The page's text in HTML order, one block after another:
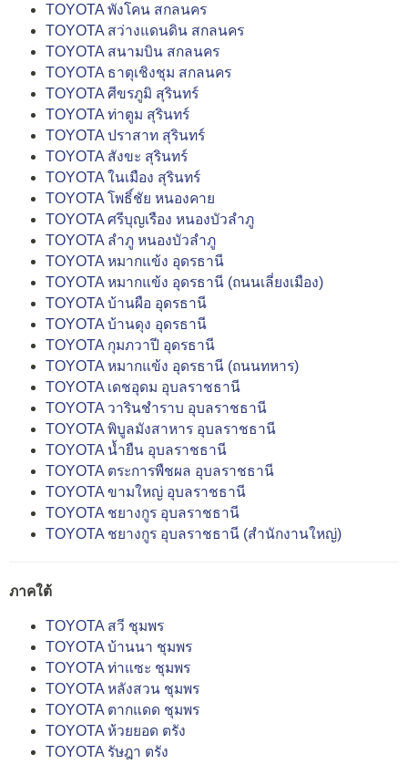
TOYOTA พังโคน สกลนคร
TOYOTA สว่างแดนดิน สกลนคร
TOYOTA สนามบิน สกลนคร
TOYOTA ธาตุเชิงชุม สกลนคร
TOYOTA ศีขรภูมิ สุรินทร์
TOYOTA ท่าตูม สุรินทร์
TOYOTA ปราสาท สุรินทร์
TOYOTA สังขะ สุรินทร์
TOYOTA ในเมือง สุรินทร์
TOYOTA โพธิ์ชัย หนองคาย
TOYOTA ศรีบุญเรือง หนองบัวลำภู
TOYOTA ลำภู หนองบัวลำภู
TOYOTA หมากแข้ง อุดรธานี
TOYOTA หมากแข้ง อุดรธานี (ถนนเลี่ยงเมือง)
TOYOTA บ้านผือ อุดรธานี
TOYOTA บ้านดุง อุดรธานี
TOYOTA กุมภวาปี อุดรธานี
TOYOTA หมากแข้ง อุดรธานี (ถนนทหาร)
TOYOTA เดชอุดม อุบลราชธานี
TOYOTA วารินชำราบ อุบลราชธานี
TOYOTA พิบูลมังสาหาร อุบลราชธานี
TOYOTA น้ำยืน อุบลราชธานี
TOYOTA ตระการพืชผล อุบลราชธานี
TOYOTA ขามใหญ่ อุบลราชธานี
TOYOTA ชยางกูร อุบลราชธานี
TOYOTA ชยางกูร อุบลราชธานี (สำนักงานใหญ่)
ภาคใต้
TOYOTA สวี ชุมพร
TOYOTA บ้านนา ชุมพร
TOYOTA ท่าแซะ ชุมพร
TOYOTA หลังสวน ชุมพร
TOYOTA ตากแดด ชุมพร
TOYOTA ห้วยยอด ตรัง
TOYOTA รัษฎา ตรัง